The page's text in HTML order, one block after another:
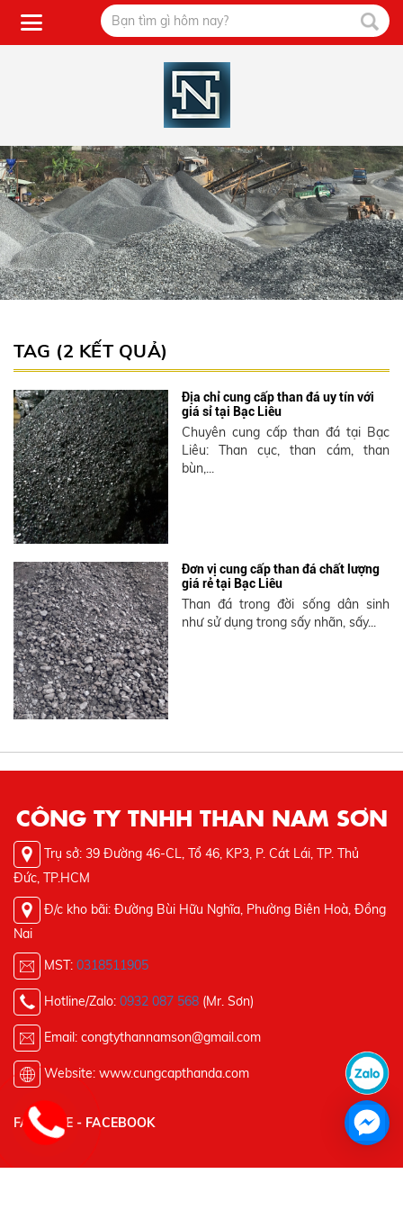
TAG (2 KẾT QUẢ)
Địa chỉ cung cấp than đá uy tín với
giá sỉ tại Bạc Liêu
Chuyên cung cấp than đá tại Bạc
Liêu: Than cục, than cám, than
bùn,...
Đơn vị cung cấp than đá chất lượng
giá rẻ tại Bạc Liêu
Than đá trong đời sống dân sinh
như sử dụng trong sấy nhãn, sấy...
CÔNG TY TNHH THAN NAM SƠN
Trụ sở: 39 Đường 46-CL, Tổ 46, KP3, P. Cát Lái, TP. Thủ
Đức, TP.HCM
Đ/c kho bãi: Đường Bùi Hữu Nghĩa, Phường Biên Hoà, Đồng
Nai
MST: 0318511905
Hotline/Zalo: 0932 087 568 (Mr. Sơn)
Email: congtythannamson@gmail.com
Website: www.cungcapthanda.com
FANPAGE - FACEBOOK